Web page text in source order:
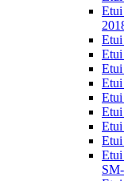
Etui
Etui